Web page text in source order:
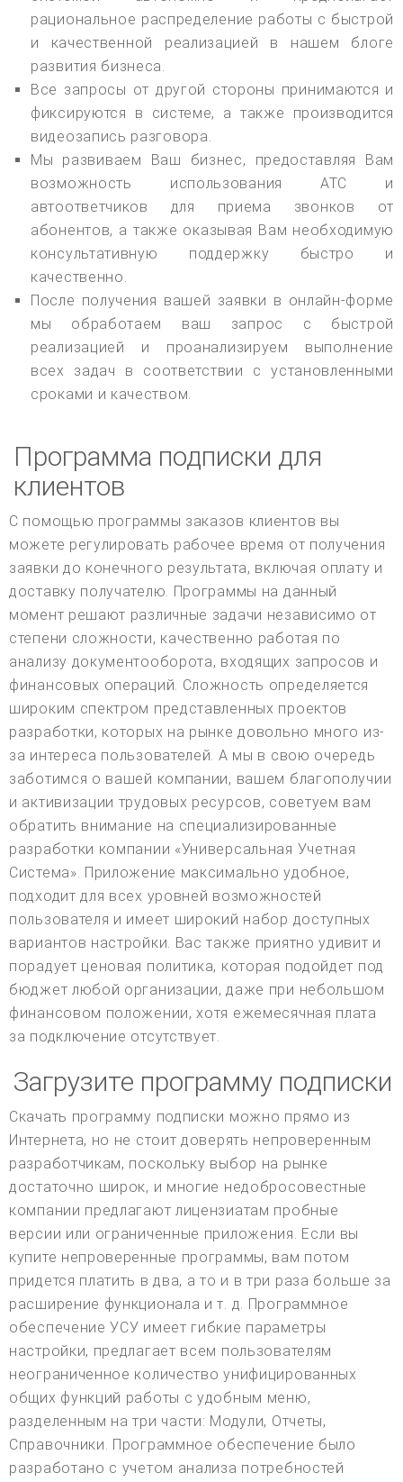
рациональное распределение работы с быстрой
и качественной реализацией в нашем блоге
развития бизнеса.
Все запросы от другой стороны принимаются и
фиксируются в системе, а также производится
видеозапись разговора.
Мы развиваем Ваш бизнес, предоставляя Вам
возможность использования АТС и
автоответчиков для приема звонков от
абонентов, а также оказывая Вам необходимую
консультативную поддержку быстро и
качественно.
После получения вашей заявки в онлайн-форме
мы обработаем ваш запрос с быстрой
реализацией и проанализируем выполнение
всех задач в соответствии с установленными
сроками и качеством.
Программа подписки для
клиентов
С помощью программы заказов клиентов вы
можете регулировать рабочее время от получения
заявки до конечного результата, включая оплату и
доставку получателю. Программы на данный
момент решают различные задачи независимо от
степени сложности, качественно работая по
анализу документооборота, входящих запросов и
финансовых операций. Сложность определяется
широким спектром представленных проектов
разработки, которых на рынке довольно много из-
за интереса пользователей. А мы в свою очередь
заботимся о вашей компании, вашем благополучии
и активизации трудовых ресурсов, советуем вам
обратить внимание на специализированные
разработки компании «Универсальная Учетная
Система». Приложение максимально удобное,
подходит для всех уровней возможностей
пользователя и имеет широкий набор доступных
вариантов настройки. Вас также приятно удивит и
порадует ценовая политика, которая подойдет под
бюджет любой организации, даже при небольшом
финансовом положении, хотя ежемесячная плата
за подключение отсутствует.
Загрузите программу подписки
Скачать программу подписки можно прямо из
Интернета, но не стоит доверять непроверенным
разработчикам, поскольку выбор на рынке
достаточно широк, и многие недобросовестные
компании предлагают лицензиатам пробные
версии или ограниченные приложения. Если вы
купите непроверенные программы, вам потом
придется платить в два, а то и в три раза больше за
расширение функционала и т. д. Программное
обеспечение УСУ имеет гибкие параметры
настройки, предлагает всем пользователям
неограниченное количество унифицированных
общих функций работы с удобным меню,
разделенным на три части: Модули, Отчеты,
Справочники. Программное обеспечение было
разработано с учетом анализа потребностей